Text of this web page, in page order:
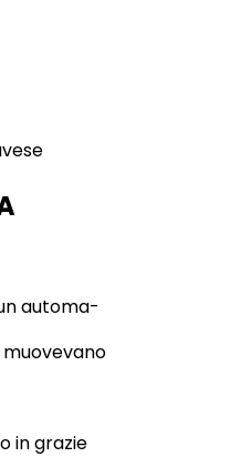
automa-
muovevano
in grazie